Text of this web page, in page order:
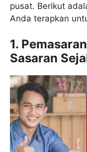
pusat. Berikut
Anda terapkan
1.
Sasaran